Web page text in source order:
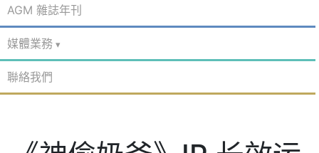
AGM 雜誌年刊
媒體業務
聯絡我們